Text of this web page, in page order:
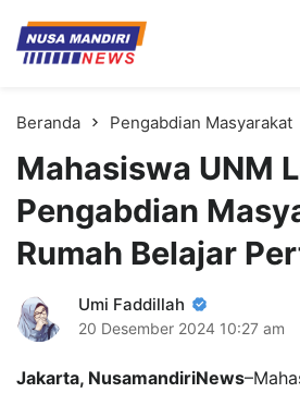
Kampus Digital
Universitas Nusa Mandiri
Beranda Pengabdian Masyarakat
Mahasiswa UNM
Pengabdian
Rumah Belajar
Umi Faddillah
20 Desember 2024 10:27 am
Jakarta, NusamandiriNews